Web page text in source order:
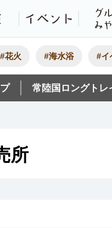
観光いばらき公
モデルコーススポット
#花火 #海水浴 #イ
常陸国ロングトレ
所